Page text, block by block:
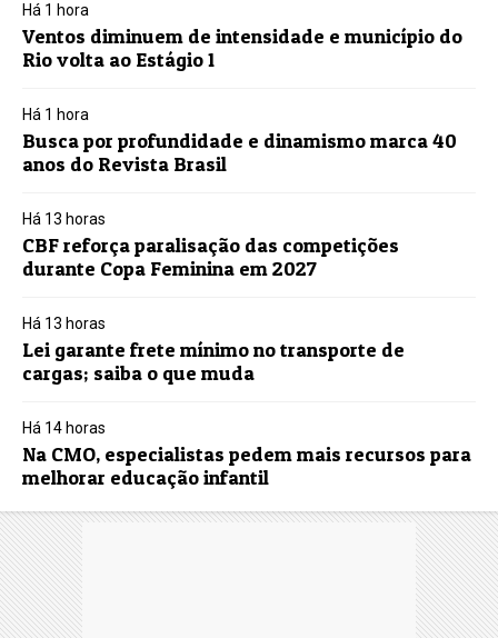
Há 1 hora
Ventos diminuem de intensidade e município do
Rio volta ao Estágio 1
Há 1 hora
Busca por profundidade e dinamismo marca 40
anos do Revista Brasil
Há 13 horas
CBF reforça paralisação das competições
durante Copa Feminina em 2027
Há 13 horas
Lei garante frete mínimo no transporte de
cargas; saiba o que muda
Há 14 horas
Na CMO, especialistas pedem mais recursos para
melhorar educação infantil